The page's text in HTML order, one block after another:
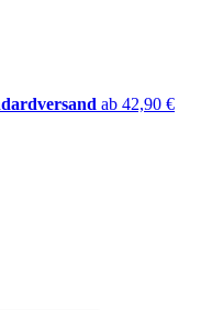
ab 42,90 €